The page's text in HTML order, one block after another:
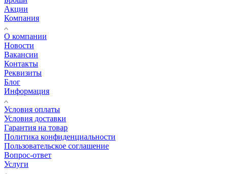
Акции
Компания
О компании
Новости
Вакансии
Контакты
Реквизиты
Блог
Информация
Условия оплаты
Условия доставки
Гарантия на товар
Политика конфиденциальности
Пользовательское соглашение
Вопрос-ответ
Услуги